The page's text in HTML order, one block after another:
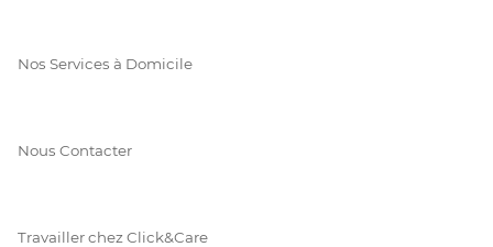
Nos Services à Domicile
Nous Contacter
Travailler chez Click&Care